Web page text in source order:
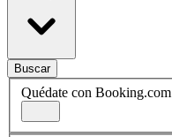
Buscar
Quédate con Booking.com